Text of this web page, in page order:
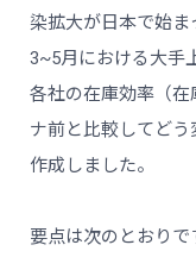
染拡大が日本で始ま
3~5月における大手
各社の在庫効率（
ナ前と比較してど
作成しました。
要点は次のとおりで